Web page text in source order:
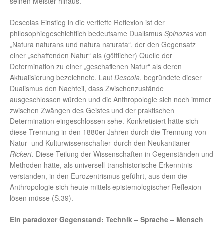
Descolas Einstieg in die vertiefte Reflexion ist der
philosophiegeschichtlich bedeutsame Dualismus Spinozas von
„Natura naturans und natura naturata“, der den Gegensatz
einer „schaffenden Natur“ als (göttlicher) Quelle der
Determination zu einer „geschaffenen Natur“ als deren
Aktualisierung bezeichnete. Laut Descola, begründete dieser
Dualismus den Nachteil, dass Zwischenzustände
ausgeschlossen würden und die Anthropologie sich noch immer
zwischen Zwängen des Geistes und der praktischen
Determination eingeschlossen sehe. Konkretisiert hätte sich
diese Trennung in den 1880er-Jahren durch die Trennung von
Natur- und Kulturwissenschaften durch den Neukantianer
Rickert. Diese Teilung der Wissenschaften in Gegenständen und
Methoden hätte, als universell-transhistorische Erkenntnis
verstanden, in den Eurozentrismus geführt, aus dem die
Anthropologie sich heute mittels epistemologischer Reflexion
lösen müsse (S.39).
Ein paradoxer Gegenstand: Technik – Sprache – Mensch